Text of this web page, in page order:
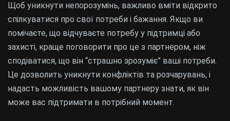
Щоб уникнути непорозумінь, важливо вміти відкрито
спілкуватися про свої потреби і бажання. Якщо ви
помічаєте, що відчуваєте потребу у підтримці або
захисті, краще поговорити про це з партнером, ніж
сподіватися, що він “страшно зрозуміє” ваші потреби.
Це дозволить уникнути конфліктів та розчарувань, і
надасть можливість вашому партнеру знати, як він
може вас підтримати в потрібний момент.